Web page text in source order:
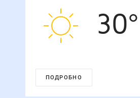
30°
ПОДРОБНО